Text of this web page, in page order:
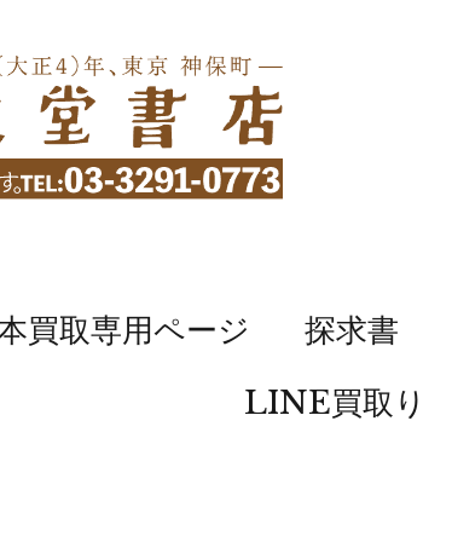
買取専用ページ 探求書
LINE買取り